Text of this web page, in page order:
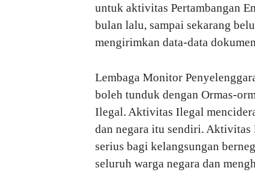
untuk aktivitas Pertambangan
bulan lalu, sampai sekarang
mengirimkan data-data
Lembaga Monitor
boleh tunduk dengan Ormas-
Ilegal. Aktivitas Ilegal
dan negara itu sendiri. Aktivitas
serius bagi kelangsungan
seluruh warga negara dan